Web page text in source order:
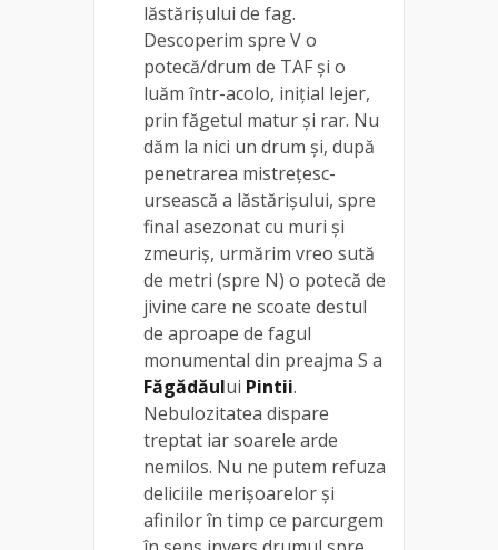
lăstărișului de fag.
Descoperim spre V o
potecă/drum de TAF și o
luăm într-acolo, inițial lejer,
prin făgetul matur și rar. Nu
dăm la nici un drum și, după
penetrarea mistrețesc-
ursească a lăstărișului, spre
final asezonat cu muri și
zmeuriș, urmărim vreo sută
de metri (spre N) o potecă de
jivine care ne scoate destul
de aproape de fagul
monumental din preajma S a
Făgădăului Pintii.
Nebulozitatea dispare
treptat iar soarele arde
nemilos. Nu ne putem refuza
deliciile merișoarelor și
afinilor în timp ce parcurgem